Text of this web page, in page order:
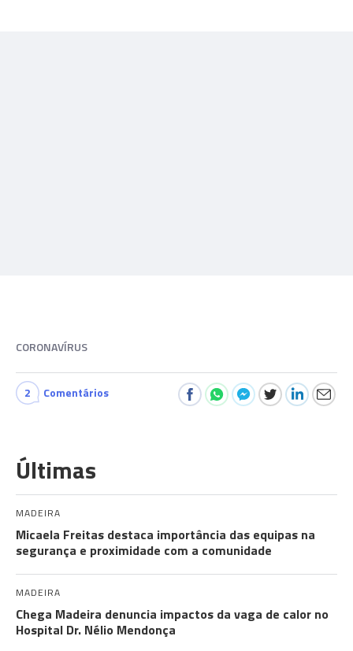
CORONAVÍRUS
2 Comentários
Últimas
MADEIRA
Micaela Freitas destaca importância das equipas na
segurança e proximidade com a comunidade
MADEIRA
Chega Madeira denuncia impactos da vaga de calor no
Hospital Dr. Nélio Mendonça